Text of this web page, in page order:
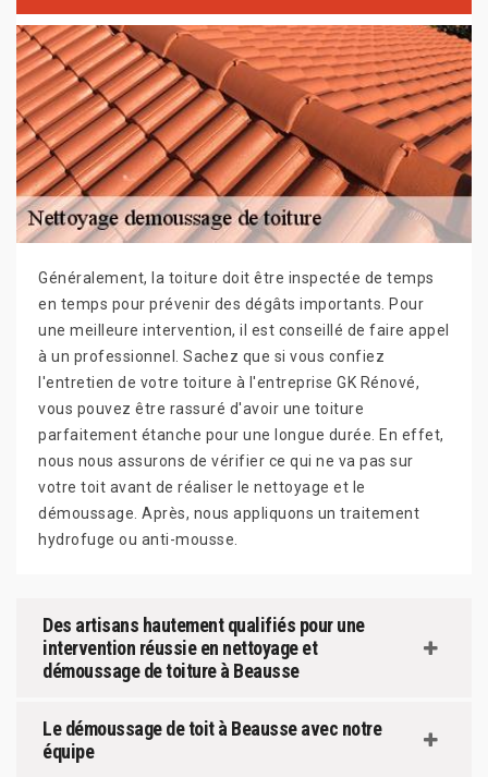
Généralement, la toiture doit être inspectée de temps
en temps pour prévenir des dégâts importants. Pour
une meilleure intervention, il est conseillé de faire appel
à un professionnel. Sachez que si vous confiez
l'entretien de votre toiture à l'entreprise GK Rénové,
vous pouvez être rassuré d'avoir une toiture
parfaitement étanche pour une longue durée. En effet,
nous nous assurons de vérifier ce qui ne va pas sur
votre toit avant de réaliser le nettoyage et le
démoussage. Après, nous appliquons un traitement
hydrofuge ou anti-mousse.
Des artisans hautement qualifiés pour une
intervention réussie en nettoyage et
démoussage de toiture à Beausse
Le démoussage de toit à Beausse avec notre
équipe